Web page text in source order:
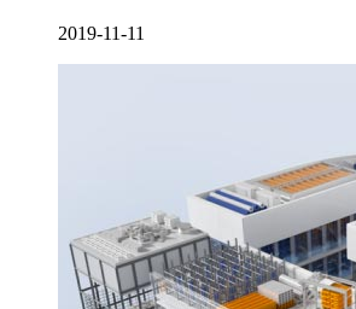
2019-11-11